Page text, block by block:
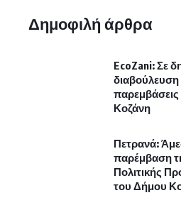
Δημοφιλή άρθρα
EcoZani: Σε
διαβούλευση
παρεμβάσεις
Κοζάνη
Πετρανά:
παρέμβαση
Πολιτικής
του Δήμου